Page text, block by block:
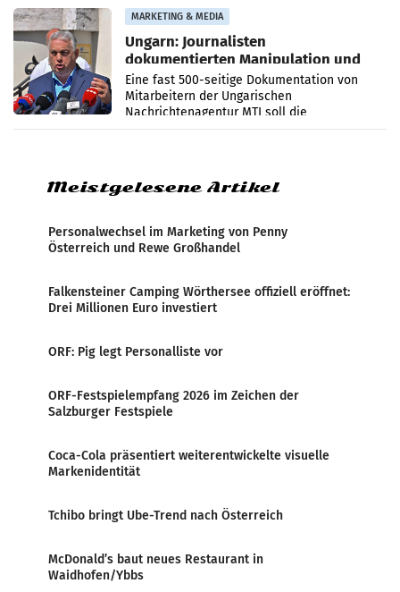
Anna Kalina-Mahr.
MARKETING & MEDIA
Ungarn: Journalisten
dokumentierten Manipulation und
Zensur
Eine fast 500-seitige Dokumentation von
Mitarbeitern der Ungarischen
Nachrichtenagentur MTI soll die
systematische Nachrichten-Manipulation und
Meistgelesene Artikel
Personalwechsel im Marketing von Penny
Österreich und Rewe Großhandel
Falkensteiner Camping Wörthersee offiziell eröffnet:
Drei Millionen Euro investiert
ORF: Pig legt Personalliste vor
ORF-Festspielempfang 2026 im Zeichen der
Salzburger Festspiele
Coca-Cola präsentiert weiterentwickelte visuelle
Markenidentität
Tchibo bringt Ube-Trend nach Österreich
McDonald’s baut neues Restaurant in
Waidhofen/Ybbs